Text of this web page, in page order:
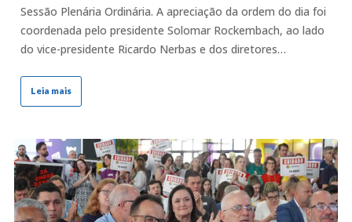
Sessão Plenária Ordinária. A apreciação da ordem do dia foi
coordenada pelo presidente Solomar Rockembach, ao lado
do vice-presidente Ricardo Nerbas e dos diretores…
Leia mais